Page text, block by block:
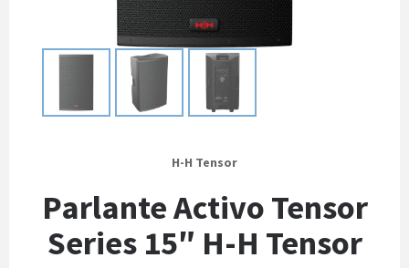
H-H Tensor
Parlante Activo Tensor
Series 15″ H-H Tensor